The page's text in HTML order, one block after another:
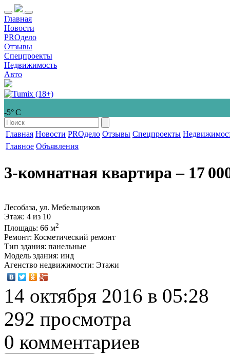
Главная
Новости
PROдело
Отзывы
Спецпроекты
Недвижимость
Авто
-5° С
Главная Новости PROдело Отзывы Спецпроекты
Главное Объявления
3-комнатная квартира‒ 17
Лесобаза, ул. Мебельщиков
Этаж: 4 из 10
Площадь: 66 м2
Ремонт: Косметический ремонт
Тип здания: панельные
Модель здания: инд
Агенство недвижимости: Этажи
14 октября 2016 в 05:28
292 просмотра
0 комментариев